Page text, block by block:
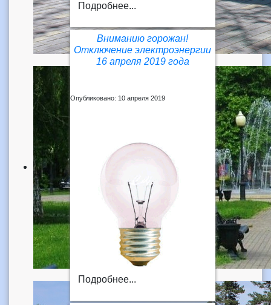
Подробнее...
Вниманию горожан!
Отключение электроэнергии
16 апреля 2019 года
Опубликовано: 10 апреля 2019
Подробнее...